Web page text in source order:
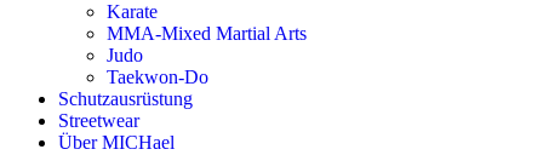
Karate
MMA-Mixed Martial Arts
Judo
Taekwon-Do
Schutzausrüstung
Streetwear
Über MICHael